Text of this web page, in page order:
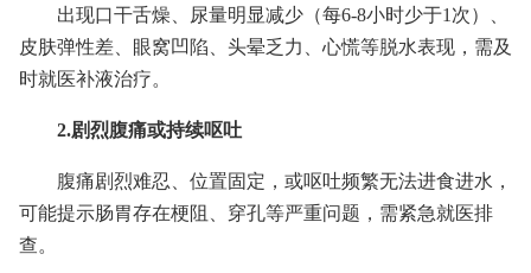
出现口干舌燥、尿量明显减少（每6-8小时少于1次）、
皮肤弹性差、眼窝凹陷、头晕乏力、心慌等脱水表现，需及
时就医补液治疗。
2.剧烈腹痛或持续呕吐
腹痛剧烈难忍、位置固定，或呕吐频繁无法进食进水，
可能提示肠胃存在梗阻、穿孔等严重问题，需紧急就医排
查。